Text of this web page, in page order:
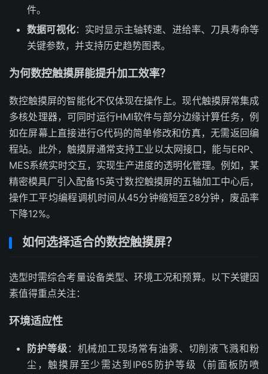
件。
数据可视化：实时显示主轴转速、进给率、刀具寿命等
关键参数，并支持历史趋势图表。
为何数控触摸屏能提升加工效率？
数控触摸屏的智能化不仅体现在操作上。现代触摸屏常集成
多核处理器，可同时运行HMI软件与部分边缘计算任务，例
如在屏幕上直接进行G代码的简单修改和仿真，无需返回编
程站。此外，触摸屏通常支持工业以太网接口，能与ERP、
MES系统实时交互，实现生产进度的透明化管理。例如，某
精密模具厂引入配备15英寸数控触摸屏的五轴加工中心后，
操作工平均编程调机时间从45分钟缩短至28分钟，废品率
下降12%。
如何选择适合的数控触摸屏？
选型时需综合考量设备类型、环境工况和预算。以下关键因
素值得重点关注：
环境适应性
防护等级 ：机械加工现场常有油雾、切削液飞溅和粉
尘，触摸屏至少需达到IP65防护等级（前面板防喷